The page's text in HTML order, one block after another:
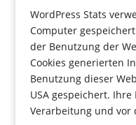
WordPress Stats
Computer
der Benutzung der
Cookies generierten
Benutzung dieser
USA gespeichert.
Verarbeitung und vor